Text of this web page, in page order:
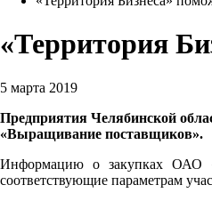
«Территория
5 марта 2019
Предприятия Челябинской
«Выращивание поставщиков».
Информацию о закупках ОАО
соответствующие параметрам